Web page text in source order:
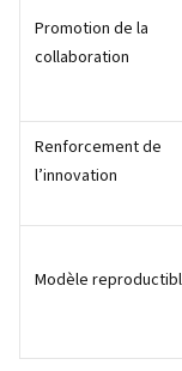
Promotion de la
collaboration
Renforcement de
l’innovation
Modèle